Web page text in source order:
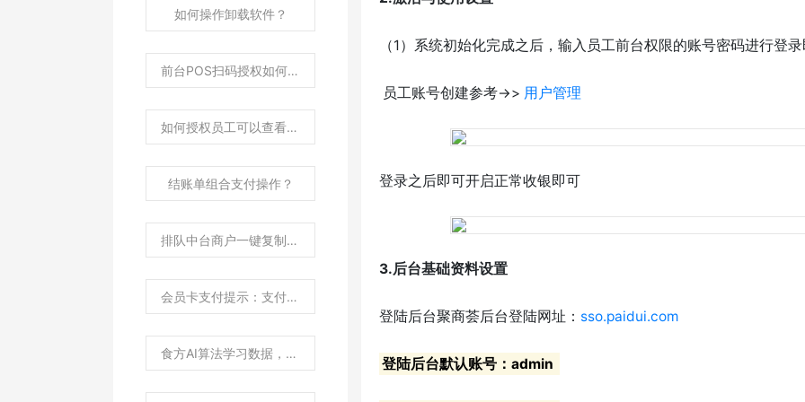
如何操作卸载软件？
前台POS扫码授权如何操作？
如何授权员工可以查看其他门店库存权限？
结账单组合支付操作？
排队中台商户一键复制功能有什么作用？
会员卡支付提示：支付金额、积分均为0不支持该交易？
食方AI算法学习数据，如何通过拷贝文件方式到另一台机器上使用？
（1）系统初始化完成之后，输入员工前台权限的账号密码进行登
员工账号创建参考->> 用户管理
登录之后即可开启正常收银即可
3.后台基础资料设置
登陆后台聚商荟后台登陆网址： sso.paidui.com
登陆后台默认账号：admin